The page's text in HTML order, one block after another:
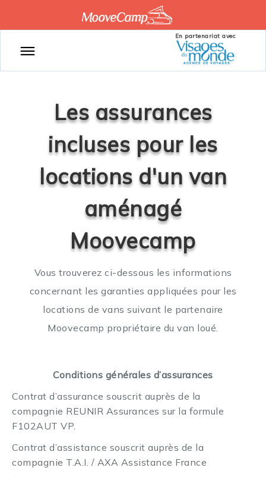
En partenariat avec
Les assurances
incluses pour les
locations d'un van
aménagé
Moovecamp
Vous trouverez ci-dessous les informations
concernant les garanties appliquées pour les
locations de vans suivant le partenaire
Moovecamp propriétaire du van loué.
Conditions générales d’assurances
Contrat d’assurance souscrit auprès de la
compagnie REUNIR Assurances sur la formule
F102AUT VP.
Contrat d’assistance souscrit auprès de la
compagnie T.A.I. / AXA Assistance France